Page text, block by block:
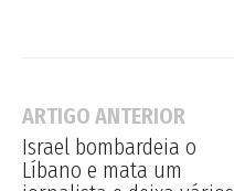
ARTIGO ANTERIOR
Israel bombardeia o
Líbano e mata um